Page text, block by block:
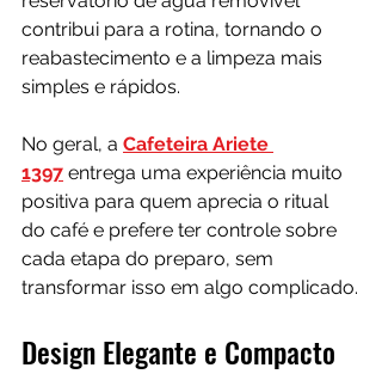
contribui para a rotina, tornando o
reabastecimento e a limpeza mais
simples e rápidos.
No geral, a Cafeteira Ariete
1397 entrega uma experiência muito
positiva para quem aprecia o ritual
do café e prefere ter controle sobre
cada etapa do preparo, sem
transformar isso em algo complicado.
Design Elegante e Compacto